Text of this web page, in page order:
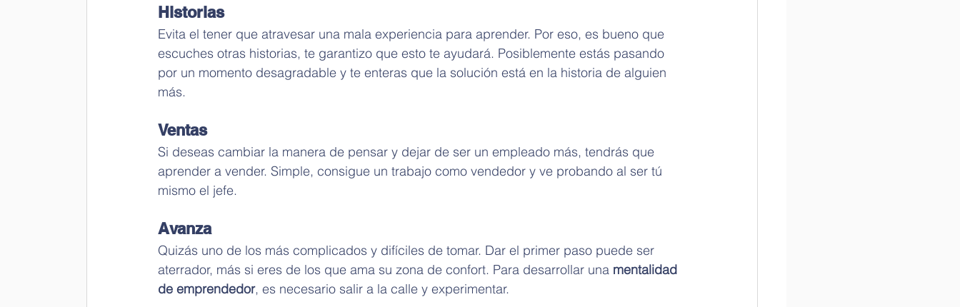
Historias
Evita el tener que atravesar una mala experiencia para aprender. Por eso, es bueno que
escuches otras historias, te garantizo que esto te ayudará. Posiblemente estás pasando
por un momento desagradable y te enteras que la solución está en la historia de alguien
más.
Ventas
Si deseas cambiar la manera de pensar y dejar de ser un empleado más, tendrás que
aprender a vender. Simple, consigue un trabajo como vendedor y ve probando al ser tú
mismo el jefe.
Avanza
Quizás uno de los más complicados y difíciles de tomar. Dar el primer paso puede ser
aterrador, más si eres de los que ama su zona de confort. Para desarrollar una mentalidad
de emprendedor, es necesario salir a la calle y experimentar.